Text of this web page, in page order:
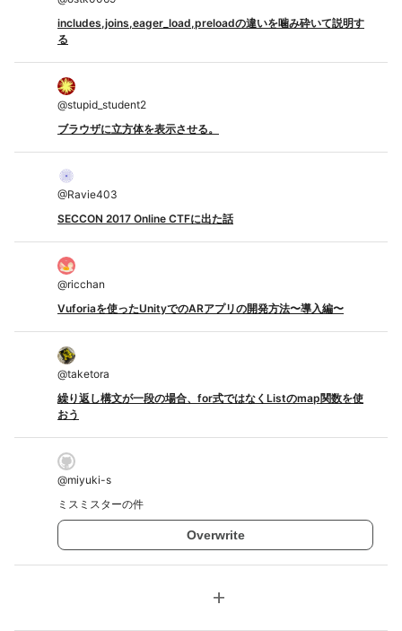
includes,joins,eager_load,preloadの違いを噛み砕いて説明す
る
@stupid_student2
ブラウザに立方体を表示させる。
@Ravie403
SECCON 2017 Online CTFに出た話
@ricchan
Vuforiaを使ったUnityでのARアプリの開発方法〜導入編〜
@taketora
繰り返し構文が一段の場合、for式ではなくListのmap関数を使
おう
@miyuki-s
ミスミスターの件
Overwrite
add